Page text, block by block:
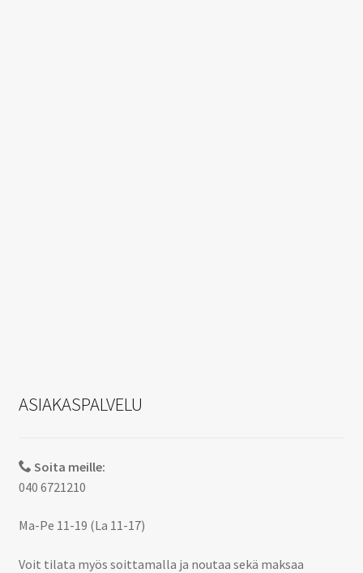
ASIAKASPALVELU
Soita meille:
040 6721210
Ma-Pe 11-19 (La 11-17)
Voit tilata myös soittamalla ja noutaa sekä maksaa